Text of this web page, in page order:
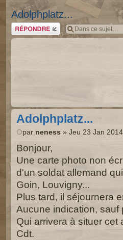
Adolphplatz...
Répondre
Adolphplatz...
par neness » Jeu 23 Jan
Bonjour,
Une carte photo non
d'un soldat allemand
Goin, Louvigny...
Plus tard, il séjournera
Aucune indication,
Qui arrivera à situer cet
Cdt.